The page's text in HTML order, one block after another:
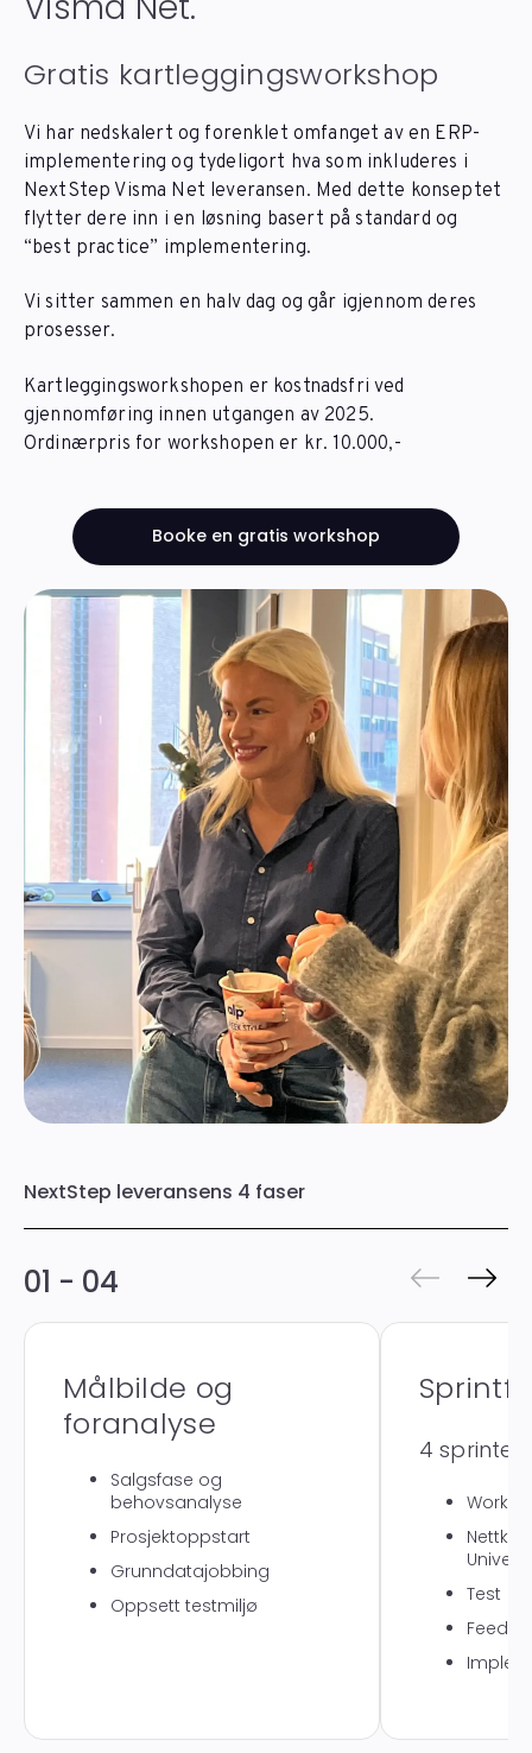
Gratis kartleggingsworkshop
Vi har nedskalert og forenklet omfanget av en ERP-
implementering og tydeligort hva som inkluderes i
NextStep Visma Net leveransen. Med dette konseptet
flytter dere inn i en løsning basert på standard og
“best practice” implementering.
Vi sitter sammen en halv dag og går igjennom deres
prosesser.
Kartleggingsworkshopen er kostnadsfri ved
gjennomføring innen utgangen av 2025.
Ordinærpris for workshopen er kr. 10.000,-
Booke en gratis workshop
NextStep leveransens 4 faser
01 - 04
Målbilde og
foranalyse
Salgsfase og
behovsanalyse
Prosjektoppstart
Grunndatajobbing
Oppsett testmiljø
4
Test